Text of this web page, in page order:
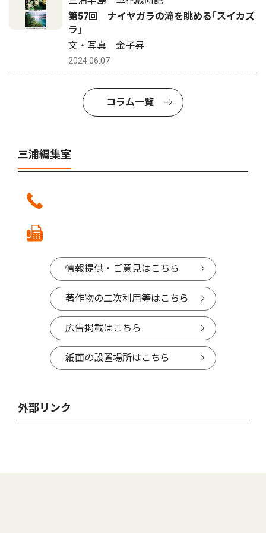
第57回 ナイヤガラの滝を眺める｢スイカズ
ラ｣
文・写真 金子昇
2024.06.07
コラム一覧
三浦編集室
情報提供・ご意見はこちら
著作物の二次利用等はこちら
広告掲載はこちら
紙面の設置場所はこちら
外部リンク